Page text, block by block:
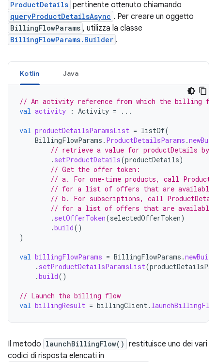
ProductDetails pertinente ottenuto chiamando
queryProductDetailsAsync . Per creare un oggetto
BillingFlowParams , utilizza la classe
BillingFlowParams.Builder .
Kotlin Java
// An activity reference from which the billing
val activity : Activity = ...
val productDetailsParamsList = listOf(
BillingFlowParams . ProductDetailsParams .
// retrieve a value for productDetails by
. setProductDetails(productDetails)
// Get the offer token:
// a. For one-time products, call
// for a list of offers that are available
// b. For subscriptions, call
// for a list of offers that are available
. setOfferToken(selectedOfferToken)
.build()
)
val billingFlowParams = BillingFlowParams .
. setProductDetailsParamsList(
.build()
// Launch the billing flow
val billingResult = billingClient. launchBillingFlow
Il metodo launchBillingFlow() restituisce uno dei vari
codici di risposta elencati in